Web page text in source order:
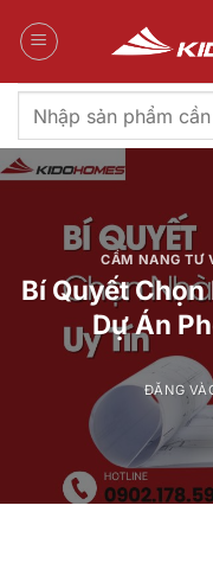
qua
Tìm
kiếm:
CẨM NANG TƯ
Bí Quyết
Dự Án
ĐĂNG